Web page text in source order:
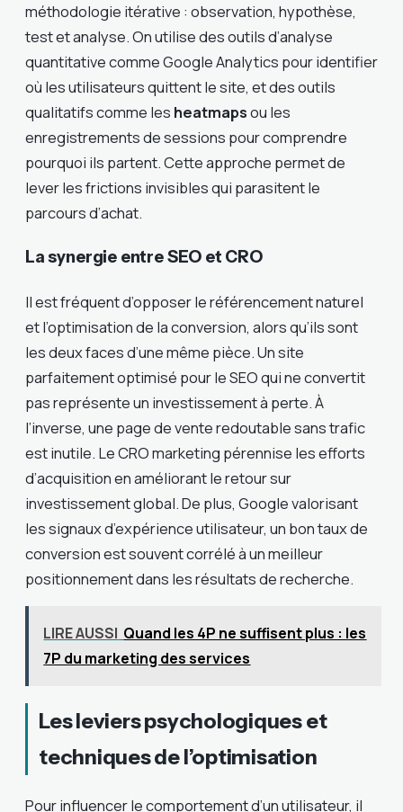
méthodologie itérative : observation, hypothèse,
test et analyse. On utilise des outils d’analyse
quantitative comme Google Analytics pour identifier
où les utilisateurs quittent le site, et des outils
qualitatifs comme les heatmapsou les
enregistrements de sessions pour comprendre
pourquoi ils partent. Cette approche permet de
lever les frictions invisibles qui parasitent le
parcours d’achat.
La synergie entre SEO et CRO
Il est fréquent d’opposer le référencement naturel
et l’optimisation de la conversion, alors qu’ils sont
les deux faces d’une même pièce. Un site
parfaitement optimisé pour le SEO qui ne convertit
pas représente un investissement à perte. À
l’inverse, une page de vente redoutable sans trafic
est inutile. Le CRO marketing pérennise les efforts
d’acquisition en améliorant le retour sur
investissement global. De plus, Google valorisant
les signaux d’expérience utilisateur, un bon taux de
conversion est souvent corrélé à un meilleur
positionnement dans les résultats de recherche.
LIRE AUSSI Quand les 4P ne suffisent plus : les
7P du marketing des services
Les leviers psychologiques et
techniques de l’optimisation
Pour influencer le comportement d’un utilisateur, il